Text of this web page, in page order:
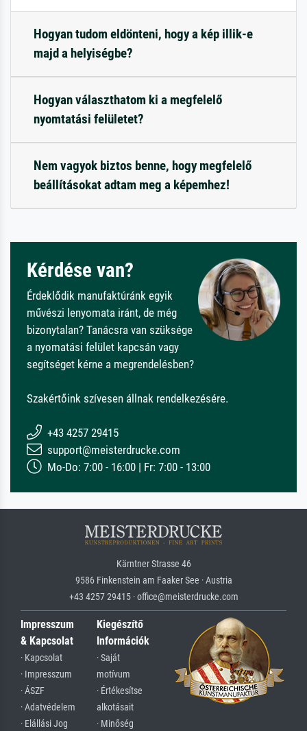
Hogyan tudom eldönteni, hogy a kép illik-e
majd a helyiségbe?
Hogyan választhatom ki a megfelelő
nyomtatási felületet?
Nem vagyok biztos benne, hogy megfelelő
beállításokat adtam meg a képemhez!
Kérdése van?
Érdeklődik manufaktúránk egyik
művészi lenyomata iránt, de még
bizonytalan? Tanácsra van szüksége
a nyomatási felület kapcsán vagy
segítséget kérne a megrendelésben?
Szakértőink szívesen állnak rendelkezésére.
+43 4257 29415
support@meisterdrucke.com
Mo-Do: 7:00 - 16:00 | Fr: 7:00 - 13:00
Kärntner Strasse 46
9586 Finkenstein am Faaker See · Austria
+43 4257 29415 · office@meisterdrucke.com
Impresszum
& Kapcsolat
· Kapcsolat
· Impresszum
· ÁSZF
· Adatvédelem
· Elállási Jog
Kiegészítő
Információk
· Saját
motívum
· Értékesítse
alkotásait
· Minőség